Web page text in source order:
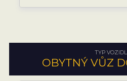
TYP
OBYTNÝ VŮZ